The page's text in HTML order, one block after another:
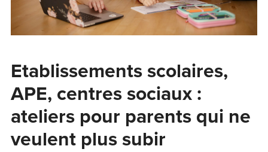
Etablissements scolaires,
APE, centres sociaux :
ateliers pour parents qui ne
veulent plus subir